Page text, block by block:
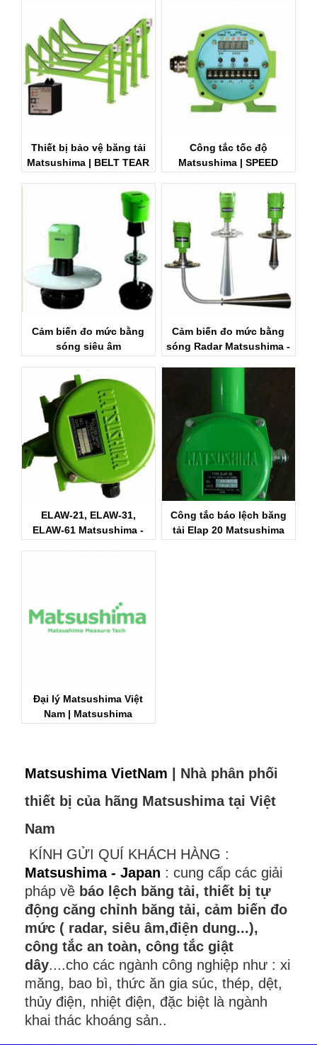
Thiết bị bảo vệ băng tải
Matsushima | BELT TEAR
Công tắc tốc độ
Matsushima | SPEED
Cảm biến đo mức bằng
sóng siêu âm
ULTRASONIC
TRANSMITTER
MATSUSHIMA
Cảm biến đo mức bằng
sóng Radar Matsushima -
ELAW-21, ELAW-31,
ELAW-61 Matsushima -
Công tắc báo lệch băng
tải Elap 20 Matsushima
Đại lý Matsushima Việt
Nam | Matsushima
Matsushima VietNam | Nhà phân phối
thiết bị của hãng Matsushima tại Việt
Nam
KÍNH GỬI QUÍ KHÁCH HÀNG :
Matsushima - Japan : cung cấp các giải
pháp về báo lệch băng tải, thiết bị tự
động căng chỉnh băng tải, cảm biến đo
mức ( radar, siêu âm,điện dung...),
công tắc an toàn, công tắc giật
dây....cho các ngành công nghiệp như : xi
măng, bao bì, thức ăn gia súc, thép, dệt,
thủy điện, nhiệt điện, đặc biệt là ngành
khai thác khoáng sản..